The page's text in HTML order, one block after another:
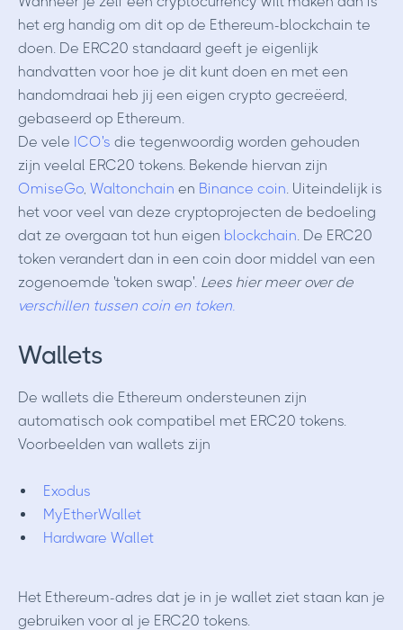
het erg handig om dit op de Ethereum-blockchain te
doen. De ERC20 standaard geeft je eigenlijk
handvatten voor hoe je dit kunt doen en met een
handomdraai heb jij een eigen crypto gecreëerd,
gebaseerd op Ethereum.
De vele ICO's die tegenwoordig worden gehouden
zijn veelal ERC20 tokens. Bekende hiervan zijn
OmiseGo, Waltonchain en Binance coin. Uiteindelijk is
het voor veel van deze cryptoprojecten de bedoeling
dat ze overgaan tot hun eigen blockchain. De ERC20
token verandert dan in een coin door middel van een
zogenoemde 'token swap'. Lees hier meer over de
verschillen tussen coin en token.
Wallets
De wallets die Ethereum ondersteunen zijn
automatisch ook compatibel met ERC20 tokens.
Voorbeelden van wallets zijn
Exodus
MyEtherWallet
Hardware Wallet
Het Ethereum-adres dat je in je wallet ziet staan kan je
gebruiken voor al je ERC20 tokens.